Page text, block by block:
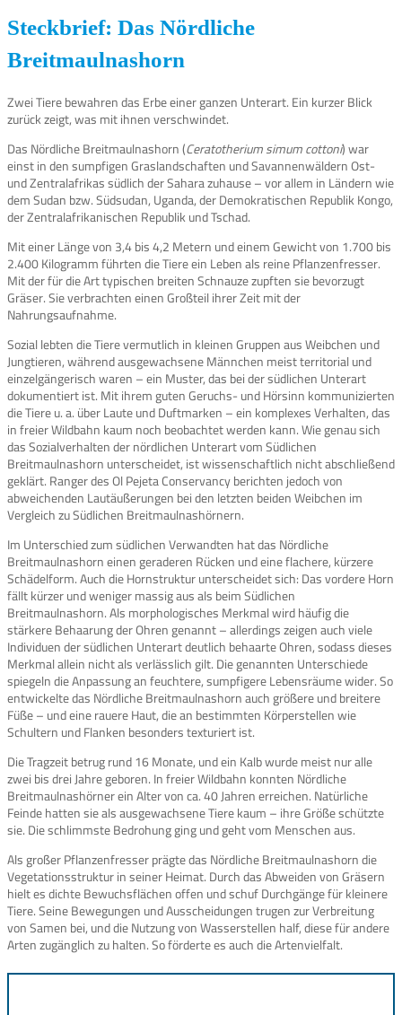
Steckbrief: Das Nördliche
Breitmaulnashorn
Zwei Tiere bewahren das Erbe einer ganzen Unterart. Ein kurzer Blick
zurück zeigt, was mit ihnen verschwindet.
Das Nördliche Breitmaulnashorn (Ceratotherium simum cottoni) war
einst in den sumpfigen Graslandschaften und Savannenwäldern Ost-
und Zentralafrikas südlich der Sahara zuhause – vor allem in Ländern wie
dem Sudan bzw. Südsudan, Uganda, der Demokratischen Republik Kongo,
der Zentralafrikanischen Republik und Tschad.
Mit einer Länge von 3,4 bis 4,2 Metern und einem Gewicht von 1.700 bis
2.400 Kilogramm führten die Tiere ein Leben als reine Pflanzenfresser.
Mit der für die Art typischen breiten Schnauze zupften sie bevorzugt
Gräser. Sie verbrachten einen Großteil ihrer Zeit mit der
Nahrungsaufnahme.
Sozial lebten die Tiere vermutlich in kleinen Gruppen aus Weibchen und
Jungtieren, während ausgewachsene Männchen meist territorial und
einzelgängerisch waren – ein Muster, das bei der südlichen Unterart
dokumentiert ist. Mit ihrem guten Geruchs- und Hörsinn kommunizierten
die Tiere u. a. über Laute und Duftmarken – ein komplexes Verhalten, das
in freier Wildbahn kaum noch beobachtet werden kann. Wie genau sich
das Sozialverhalten der nördlichen Unterart vom Südlichen
Breitmaulnashorn unterscheidet, ist wissenschaftlich nicht abschließend
geklärt. Ranger des Ol Pejeta Conservancy berichten jedoch von
abweichenden Lautäußerungen bei den letzten beiden Weibchen im
Vergleich zu Südlichen Breitmaulnashörnern.
Im Unterschied zum südlichen Verwandten hat das Nördliche
Breitmaulnashorn einen geraderen Rücken und eine flachere, kürzere
Schädelform. Auch die Hornstruktur unterscheidet sich: Das vordere Horn
fällt kürzer und weniger massig aus als beim Südlichen
Breitmaulnashorn. Als morphologisches Merkmal wird häufig die
stärkere Behaarung der Ohren genannt – allerdings zeigen auch viele
Individuen der südlichen Unterart deutlich behaarte Ohren, sodass dieses
Merkmal allein nicht als verlässlich gilt. Die genannten Unterschiede
spiegeln die Anpassung an feuchtere, sumpfigere Lebensräume wider. So
entwickelte das Nördliche Breitmaulnashorn auch größere und breitere
Füße – und eine rauere Haut, die an bestimmten Körperstellen wie
Schultern und Flanken besonders texturiert ist.
Die Tragzeit betrug rund 16 Monate, und ein Kalb wurde meist nur alle
zwei bis drei Jahre geboren. In freier Wildbahn konnten Nördliche
Breitmaulnashörner ein Alter von ca. 40 Jahren erreichen. Natürliche
Feinde hatten sie als ausgewachsene Tiere kaum – ihre Größe schützte
sie. Die schlimmste Bedrohung ging und geht vom Menschen aus.
Als großer Pflanzenfresser prägte das Nördliche Breitmaulnashorn die
Vegetationsstruktur in seiner Heimat. Durch das Abweiden von Gräsern
hielt es dichte Bewuchsflächen offen und schuf Durchgänge für kleinere
Tiere. Seine Bewegungen und Ausscheidungen trugen zur Verbreitung
von Samen bei, und die Nutzung von Wasserstellen half, diese für andere
Arten zugänglich zu halten. So förderte es auch die Artenvielfalt.